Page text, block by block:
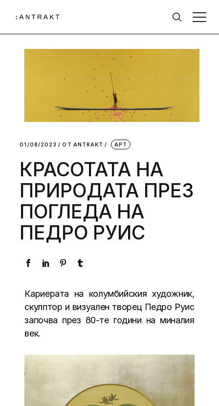
01/08/2023 ОТ АNTRAKT АРТ
КРАСОТАТА НА
ПРИРОДАТА ПРЕЗ
ПОГЛЕДА НА
ПЕДРО РУИС
Кариерата на колумбийския художник,
скулптор и визуален творец Педро Руис
започва през 80-те години на миналия
век.